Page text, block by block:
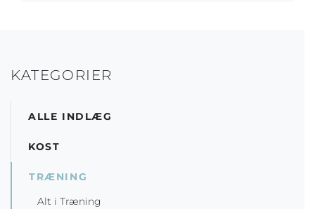
KATEGORIER
ALLE INDLÆG
KOST
TRÆNING
Alt i Træning